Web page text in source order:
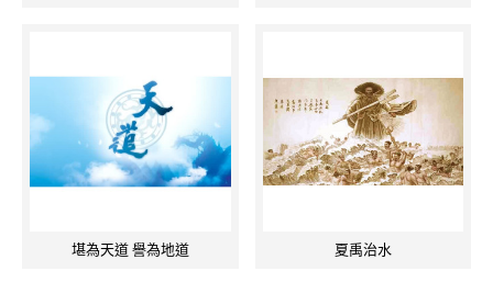
堪為天道 譽為地道 夏禹治水